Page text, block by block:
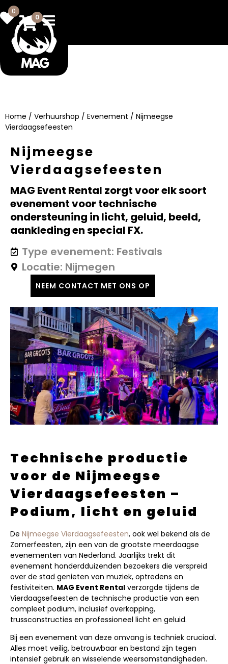
0
0
Home / Verhuurshop / Evenement / Nijmeegse
Vierdaagsefeesten
Nijmeegse
Vierdaagsefeesten
MAG Event Rental zorgt voor elk soort
evenement voor technische
ondersteuning in licht, geluid, beeld,
aankleding en special FX.
Festivals
Nijmegen
NEEM CONTACT MET ONS OP
Technische productie
voor de Nijmeegse
Vierdaagsefeesten –
Podium, licht en geluid
De Nijmeegse Vierdaagsefeesten, ook wel bekend als de
Zomerfeesten, zijn een van de grootste meerdaagse
evenementen van Nederland. Jaarlijks trekt dit
evenement honderdduizenden bezoekers die verspreid
over de stad genieten van muziek, optredens en
festiviteiten. MAG Event Rental verzorgde tijdens de
Vierdaagsefeesten de technische productie van een
compleet podium, inclusief overkapping,
trussconstructies en professioneel licht en geluid.
Bij een evenement van deze omvang is techniek cruciaal.
Alles moet veilig, betrouwbaar en bestand zijn tegen
intensief gebruik en wisselende weersomstandigheden.